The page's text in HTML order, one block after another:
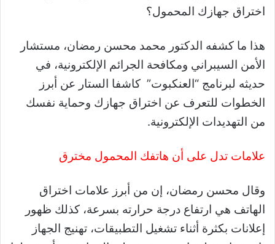
اختراق جهازك المحمول؟
هذا ما كشفه الدكتور محمد محسن رمضان، مستشار
الأمن السيبراني ومكافحة الجرائم الإلكترونية، في
حديثه لبرنامج “العنكبوت” كاشفا الستار عن أبرز
الخطوات للتعرف عن اختراق جهازك وحماية نفسك
من التهديدات الإلكترونية.
علامات تدل على أن هاتفك المحمول مخترق
وقال محسن رمضان، إن من أبرز علامات اختراق
الهاتف هي ارتفاع درجة حرارته بسرعة، كذلك ظهور
إعلانات بكثرة أثناء تشغيل التطبيقات، تهنيج الجهاز